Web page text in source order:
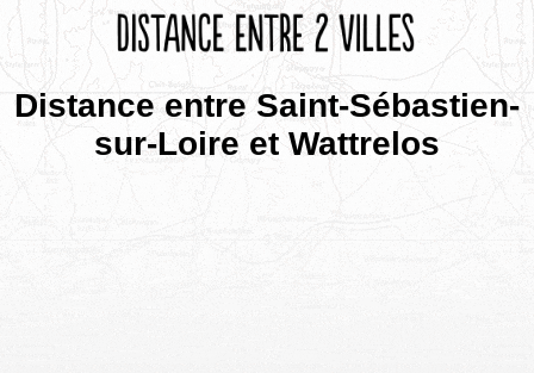
Distance entre Saint-Sébastien-
sur-Loire et Wattrelos